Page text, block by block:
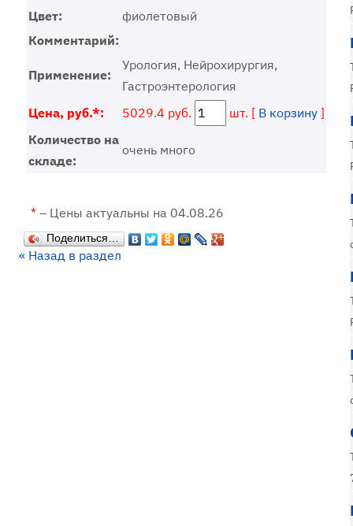
Цвет:
фиолетовый
Комментарий:
Применение:
Урология, Нейрохирургия,
Гастроэнтерология
Цена, руб.*:
5029.4 руб. шт. [ В корзину ]
Количество на
складе:
очень много
* – Цены актуальны на 04.08.26
Поделиться…
« Назад в раздел